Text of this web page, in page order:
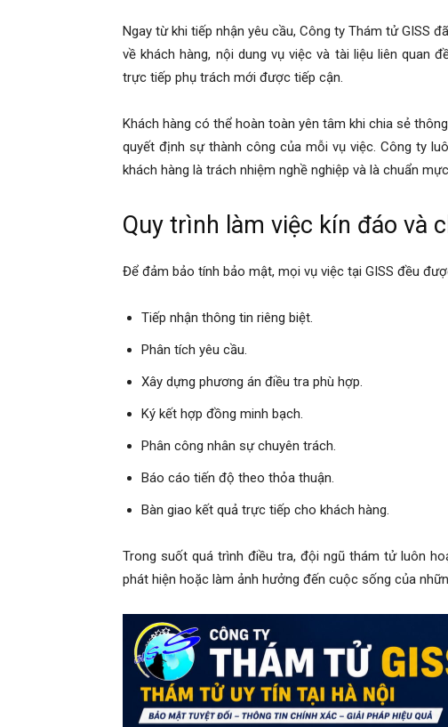
thám
tử
phòng,
thám
tử
hải
phòng,
Ngay từ khi tiếp nhận yêu cầu, Công ty Thám tử GISS
về khách hàng, nội dung vụ việc và tài liệu liên quan
trực tiếp phụ trách mới được tiếp cận.
Khách hàng có thể hoàn toàn yên tâm khi chia sẻ
quyết định sự thành công của mỗi vụ việc. Công ty
khách hàng là trách nhiệm nghề nghiệp và là chuẩn
Quy trình làm việc kín đáo và
Để đảm bảo tính bảo mật, mọi vụ việc tại GISS đều
Tiếp nhận thông tin riêng biệt.
Phân tích yêu cầu.
Xây dựng phương án điều tra phù hợp.
Ký kết hợp đồng minh bạch.
Phân công nhân sự chuyên trách.
Báo cáo tiến độ theo thỏa thuận.
Bàn giao kết quả trực tiếp cho khách hàng.
Trong suốt quá trình điều tra, đội ngũ thám tử luôn
phát hiện hoặc làm ảnh hưởng đến cuộc sống của